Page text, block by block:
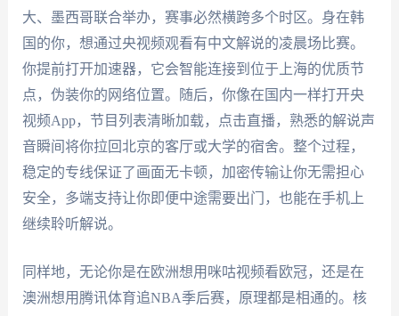
大、墨西哥联合举办，赛事必然横跨多个时区。身在韩
国的你，想通过央视频观看有中文解说的凌晨场比赛。
你提前打开加速器，它会智能连接到位于上海的优质节
点，伪装你的网络位置。随后，你像在国内一样打开央
视频App，节目列表清晰加载，点击直播，熟悉的解说声
音瞬间将你拉回北京的客厅或大学的宿舍。整个过程，
稳定的专线保证了画面无卡顿，加密传输让你无需担心
安全，多端支持让你即便中途需要出门，也能在手机上
继续聆听解说。
同样地，无论你是在欧洲想用咪咕视频看欧冠，还是在
澳洲想用腾讯体育追NBA季后赛，原理都是相通的。核